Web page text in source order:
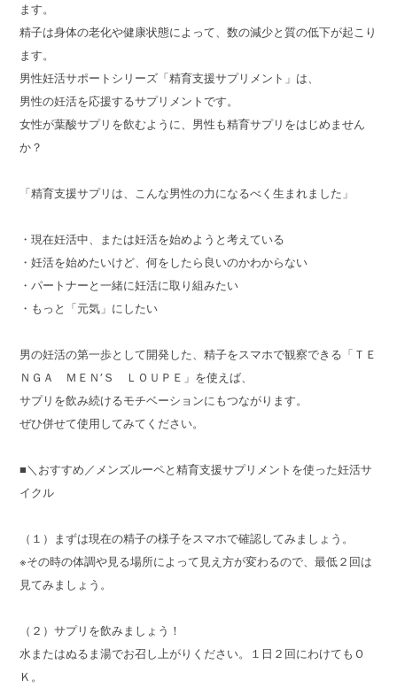
ます。
精子は身体の老化や健康状態によって、数の減少と質の低下が起こり
ます。
男性妊活サポートシリーズ「精育支援サプリメント」は、
男性の妊活を応援するサプリメントです。
女性が葉酸サプリを飲むように、男性も精育サプリをはじめません
か？
「精育支援サプリは、こんな男性の力になるべく生まれました」
・現在妊活中、または妊活を始めようと考えている
・妊活を始めたいけど、何をしたら良いのかわからない
・パートナーと一緒に妊活に取り組みたい
・もっと「元気」にしたい
男の妊活の第一歩として開発した、精子をスマホで観察できる「ＴＥ
ＮＧＡ ＭＥＮ’Ｓ ＬＯＵＰＥ」を使えば、
サプリを飲み続けるモチベーションにもつながります。
ぜひ併せて使用してみてください。
■＼おすすめ／メンズルーペと精育支援サプリメントを使った妊活サ
イクル
（１）まずは現在の精子の様子をスマホで確認してみましょう。
※その時の体調や見る場所によって見え方が変わるので、最低２回は
見てみましょう。
（２）サプリを飲みましょう！
水またはぬるま湯でお召し上がりください。１日２回にわけてもＯ
Ｋ。